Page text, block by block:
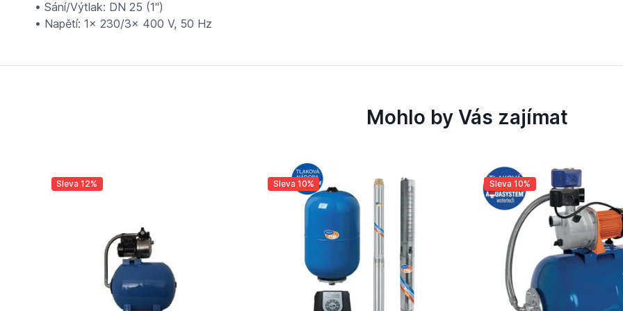
• Sání/Výtlak: DN 25 (1")
• Napětí: 1x 230/3x 400 V, 50 Hz
Mohlo by Vás zajímat
Sleva 12% Sleva 10% Sleva 10%